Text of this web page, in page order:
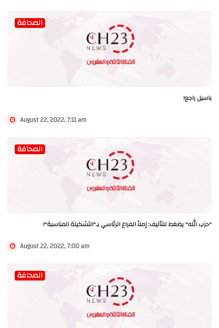
الصحافة
باسيل راجع!
August 22, 2022, 7:11 am
الصحافة
"حزب الله" يضغط للتأليف: إملأ الفراغ الرئاسي بـ"التشكيلة المناسبة"!
August 22, 2022, 7:00 am
الصحافة